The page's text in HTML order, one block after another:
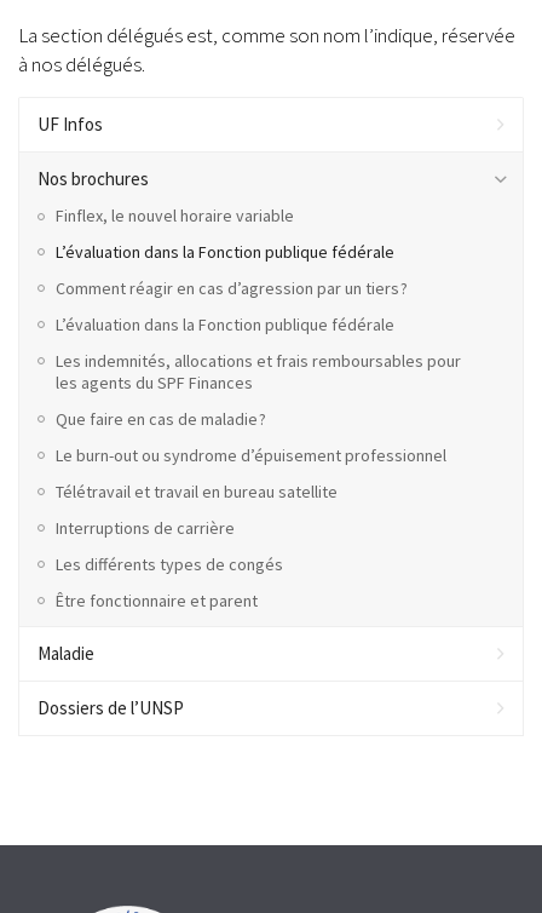
La section délégués est, comme son nom l’indique, réservée
à nos délégués.
UF Infos
Nos brochures
Finflex, le nouvel horaire variable
L’évaluation dans la Fonction publique fédérale
Comment réagir en cas d’agression par un tiers ?
L’évaluation dans la Fonction publique fédérale
Les indemnités, allocations et frais remboursables pour
les agents du SPF Finances
Que faire en cas de maladie ?
Le burn-out ou syndrome d’épuisement professionnel
Télétravail et travail en bureau satellite
Interruptions de carrière
Les différents types de congés
Être fonctionnaire et parent
Maladie
Dossiers de l’UNSP